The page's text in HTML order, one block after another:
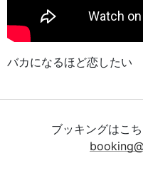
バカになるほど恋したい
ブッキングはこ